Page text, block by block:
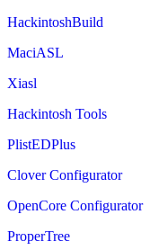
HackintoshBuild
MaciASL
Xiasl
Hackintosh Tools
PlistEDPlus
Clover Configurator
OpenCore Configurator
ProperTree